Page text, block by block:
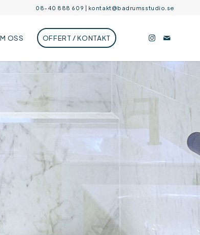
08-40 888 609 | kontakt@badrumsstudio.se
OSS OFFERT / KONTAKT